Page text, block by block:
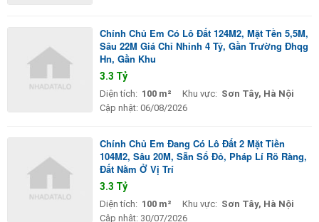
Chính Chủ Em Có Lô Đất 124M2, Mặt Tền 5,5M,
Sâu 22M Giá Chỉ Nhỉnh 4 Tỷ, Gần Trường Đhqg
Hn, Gần Khu
3.3 Tỷ
Diện tích: 100 m² Khu vực: Sơn Tây, Hà Nội
Cập nhật: 06/08/2026
Chính Chủ Em Đang Có Lô Đất 2 Mặt Tiền
104M2, Sâu 20M, Sẵn Sổ Đỏ, Pháp Lí Rõ Ràng,
Đất Nằm Ở Vị Trí
3.3 Tỷ
Diện tích: 100 m² Khu vực: Sơn Tây, Hà Nội
Cập nhật: 30/07/2026